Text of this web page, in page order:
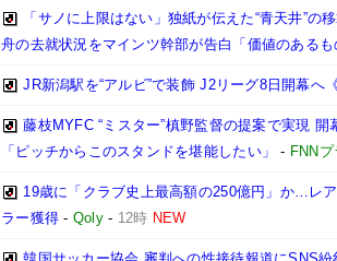
「サノに上限はない」独紙が伝えた“青天井”
舟の去就状況をマインツ幹部が告白「価値のある
JR新潟駅を“アルビ”で装飾 J2リーグ8日開幕へ
藤枝MYFC “ミスター”槙野監督の提案で実現
「ピッチからこのスタンドを堪能したい」
- FNN
19歳に「クラブ史上最高額の250億円」か…レ
ラー獲得 - Qoly- 12時 NEW